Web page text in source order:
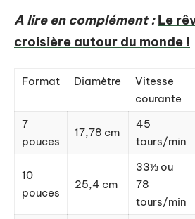
A lire en complément : Le
croisière autour du monde !
Format Diamètre
Vitesse
courante
7
pouces
17,78 cm
45
tours/min
10
pouces
25,4 cm
33⅓ ou
78
tours/min